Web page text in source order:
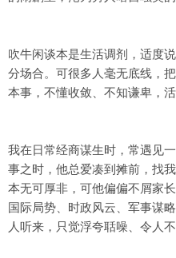
吹牛闲谈本是生活调剂，适度
分场合。可很多人毫无底线，
本事，不懂收敛、不知谦卑，
我在日常经商谋生时，常遇见
事之时，他总爱凑到摊前，找
本无可厚非，可他偏偏不屑家
国际局势、时政风云、军事谋
人听来，只觉浮夸聒噪、令人不